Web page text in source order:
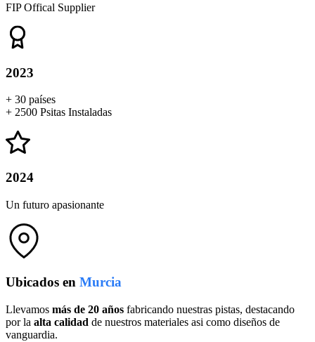
FIP Offical Supplier
2023
+ 30 países
+ 2500 Psitas Instaladas
2024
Un futuro apasionante
Ubicados en Murcia
Llevamos más de 20 años fabricando nuestras pistas, destacando
por la alta calidad de nuestros materiales asi como diseños de
vanguardia.